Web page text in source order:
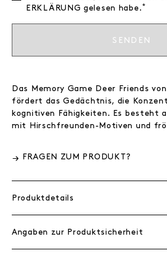
ERKLÄRUNG gelesen habe. *
SENDEN
Das Memory Game Deer Friends
fördert das Gedächtnis, die
kognitiven Fähigkeiten. Es besteht
mit Hirschfreunden-Motiven und
FRAGEN ZUM PRODUKT?
Produktdetails
Angaben zur Produktsicherheit